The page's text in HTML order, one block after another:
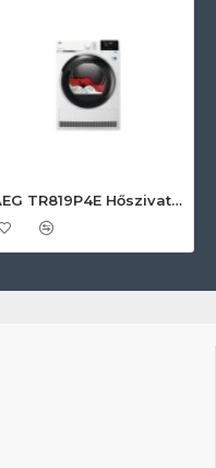
AEG TR819P4E Hőszivattyús szárítógép